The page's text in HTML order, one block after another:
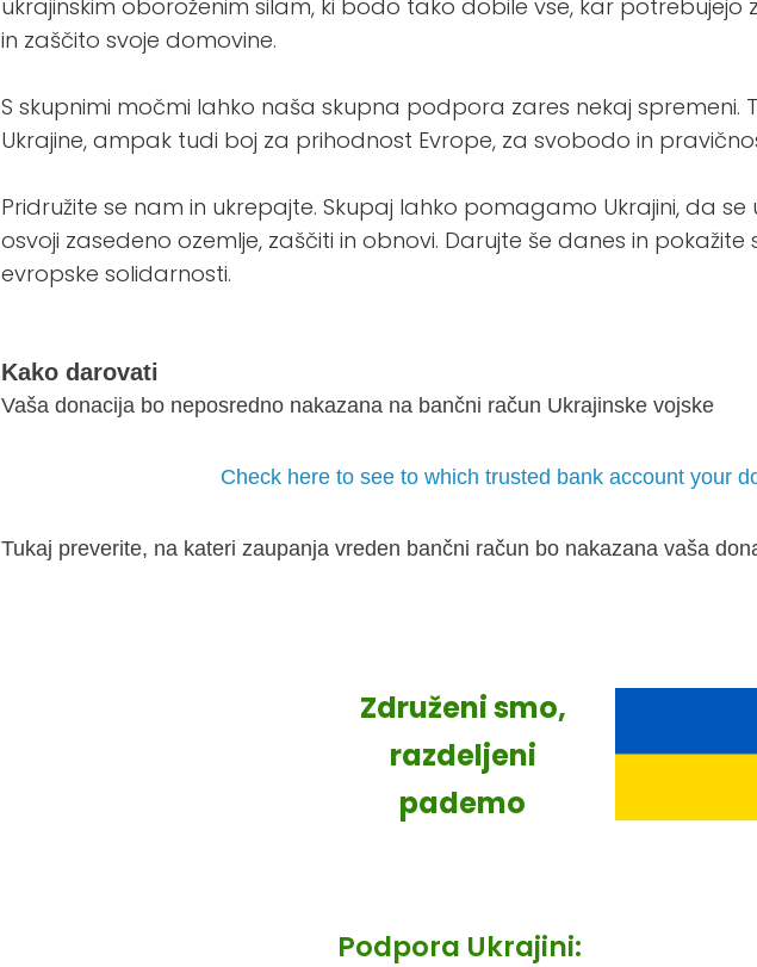
ukrajinskim oboroženim silam, ki bodo tako dobile vse, kar potrebujejo
in zaščito svoje domovine.
S skupnimi močmi lahko naša skupna podpora zares nekaj spremeni.
Ukrajine, ampak tudi boj za prihodnost Evrope, za svobodo in
Pridružite se nam in ukrepajte. Skupaj lahko pomagamo Ukrajini, da
osvoji zasedeno ozemlje, zaščiti in obnovi. Darujte še danes in pokažite
evropske solidarnosti.
Kako darovati
Vaša donacija bo neposredno nakazana na bančni račun Ukrajinske vojske
Check here to see to which trusted bank account your
Tukaj preverite, na kateri zaupanja vreden bančni račun bo nakazana vaša
Združeni smo,
razdeljeni
pademo
Podpora Ukrajini: